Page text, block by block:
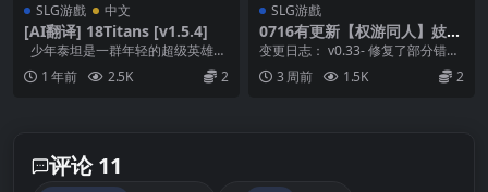
SLG游戲 中文
[AI翻译] 18Titans [v1.5.4]
少年泰坦是一群年轻的超级英雄，
在罗宾的领导下打击犯罪。 其他泰
坦成...1 年前 2.5K 2
SLG游戲
0716有更新【权游同人】妓女
游戏 Game of Whores v0.33
c【中文汉化】
变更日志： v0.33- 修复了部分错
误，请继续反馈！新增内容：- 丹妮
莉丝和珊...
3 周前 1.5K 2
评论 11